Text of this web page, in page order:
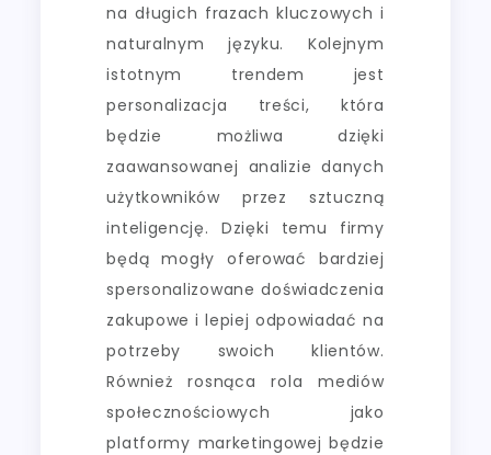
na długich frazach kluczowych i
naturalnym języku. Kolejnym
istotnym trendem jest
personalizacja treści, która
będzie możliwa dzięki
zaawansowanej analizie danych
użytkowników przez sztuczną
inteligencję. Dzięki temu firmy
będą mogły oferować bardziej
spersonalizowane doświadczenia
zakupowe i lepiej odpowiadać na
potrzeby swoich klientów.
Również rosnąca rola mediów
społecznościowych jako
platformy marketingowej będzie